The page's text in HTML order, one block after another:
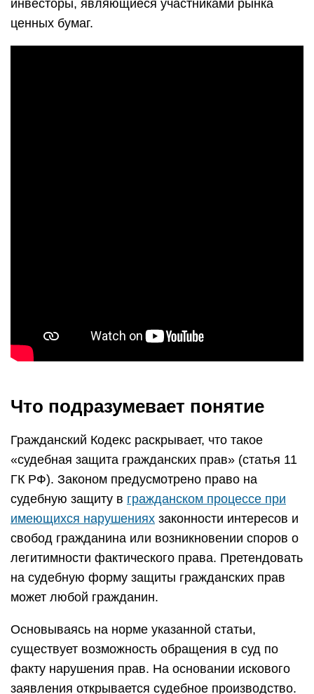
инвесторы, являющиеся участниками рынка
ценных бумаг.
Что подразумевает понятие
Гражданский Кодекс раскрывает, что такое
«судебная защита гражданских прав» (статья 11
ГК РФ). Законом предусмотрено право на
судебную защиту в гражданском процессе при
имеющихся нарушениях законности интересов и
свобод гражданина или возникновении споров о
легитимности фактического права. Претендовать
на судебную форму защиты гражданских прав
может любой гражданин.
Основываясь на норме указанной статьи,
существует возможность обращения в суд по
факту нарушения прав. На основании искового
заявления открывается судебное производство.